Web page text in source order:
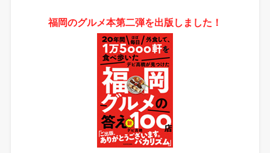
福岡のグルメ本第二弾を出版しました！